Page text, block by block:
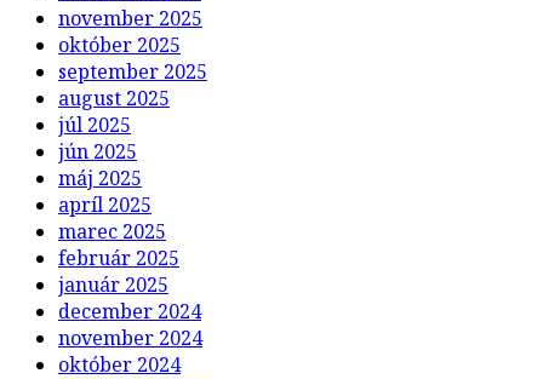
november 2025
október 2025
september 2025
august 2025
júl 2025
jún 2025
máj 2025
apríl 2025
marec 2025
február 2025
január 2025
december 2024
november 2024
október 2024